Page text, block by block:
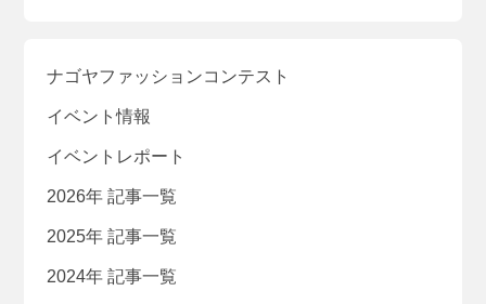
ナゴヤファッションコンテスト
イベント情報
イベントレポート
2026年 記事一覧
2025年 記事一覧
2024年 記事一覧